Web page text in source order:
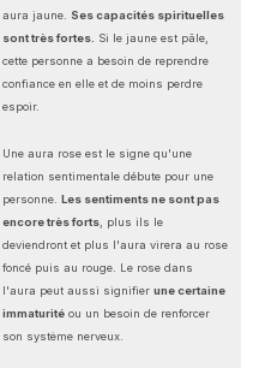
aura jaune. Ses capacités spirituelles
sont très fortes.
Si le jaune est pâle,
cette personne a besoin de reprendre
confiance en elle et de moins perdre
espoir.
Une aura rose est le signe qu'une
relation sentimentale débute pour une
personne. Les sentiments ne sont pas
encore très forts , plus ils le
deviendront et plus l'aura virera au rose
foncé puis au rouge. Le rose dans
l'aura peut aussi signifier une certaine
immaturité ou un besoin de renforcer
son système nerveux.